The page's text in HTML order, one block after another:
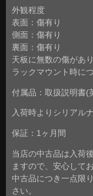
外観程度
表面：傷有り
側面：傷有り
裏面：傷有り
天板に無数の傷があり
ラックマウント時に
付属品：取扱説明書(
入荷時よりシリアル
保証：1ヶ月間
当店の中古品は入荷
ますので、安心して
中古品につき一点限
さい。